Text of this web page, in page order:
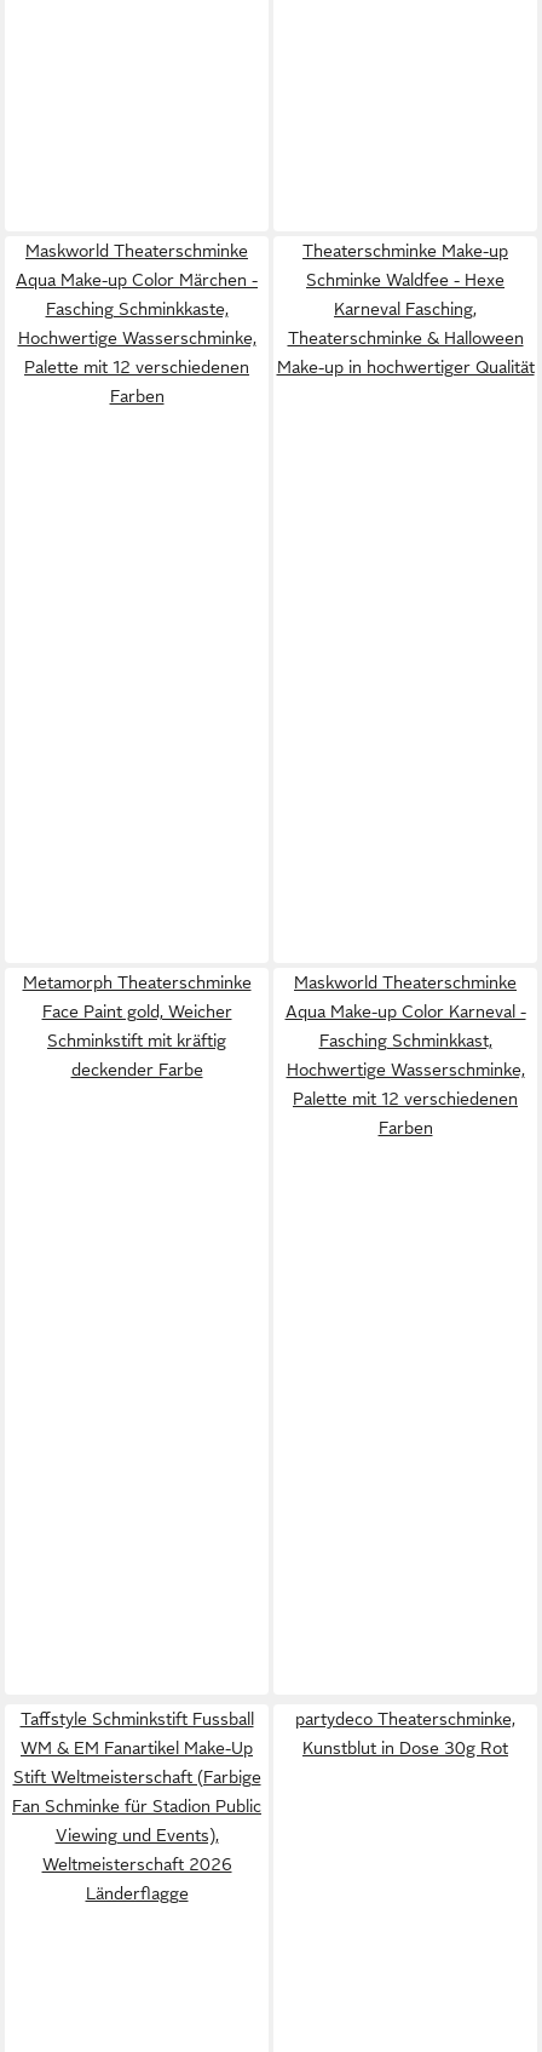
Maskworld Theaterschminke
Aqua Make-up Color Märchen -
Fasching Schminkkaste,
Hochwertige Wasserschminke,
Palette mit 12 verschiedenen
Farben
Theaterschminke Make-up
Schminke Waldfee - Hexe
Karneval Fasching,
Theaterschminke & Halloween
Make-up in hochwertiger Qualität
Metamorph Theaterschminke
Face Paint gold, Weicher
Schminkstift mit kräftig
deckender Farbe
Maskworld Theaterschminke
Aqua Make-up Color Karneval -
Fasching Schminkkast,
Hochwertige Wasserschminke,
Palette mit 12 verschiedenen
Farben
Taffstyle Schminkstift Fussball
WM & EM Fanartikel Make-Up
Stift Weltmeisterschaft (Farbige
Fan Schminke für Stadion Public
Viewing und Events),
Weltmeisterschaft 2026
Länderflagge
partydeco Theaterschminke,
Kunstblut in Dose 30g Rot